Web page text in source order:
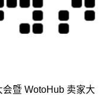
会暨 WotoHub 卖家大